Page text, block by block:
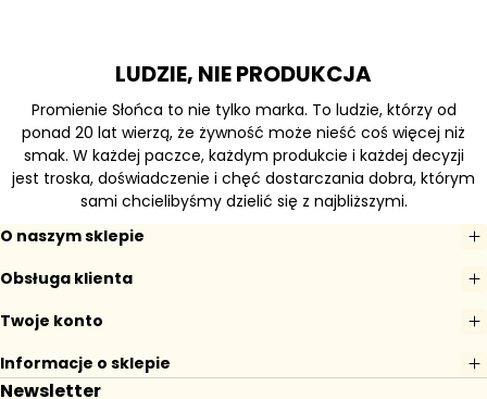
LUDZIE, NIE PRODUKCJA
Promienie Słońca to nie tylko marka. To ludzie, którzy od
ponad 20 lat wierzą, że żywność może nieść coś więcej niż
smak. W każdej paczce, każdym produkcie i każdej decyzji
jest troska, doświadczenie i chęć dostarczania dobra, którym
sami chcielibyśmy dzielić się z najbliższymi.
O naszym sklepie
Obsługa klienta
Twoje konto
Informacje o sklepie
Newsletter